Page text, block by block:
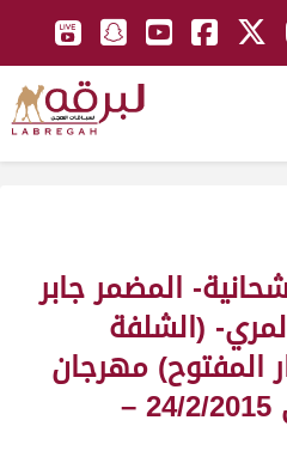
المضمر جابر
(الشلفة
المفتوح) مهرجان
سمو الأمير المفدى 24/2/2015 –